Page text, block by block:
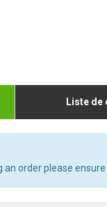
Liste
order please